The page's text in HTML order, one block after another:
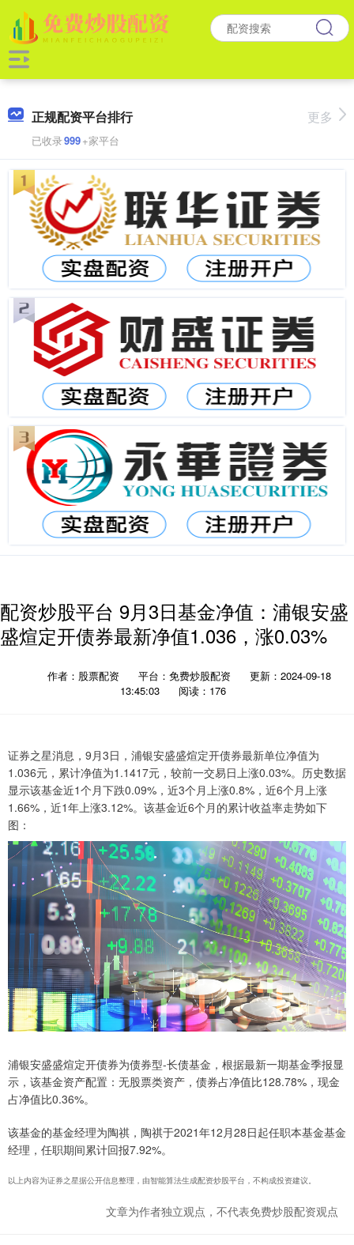
正规配资平台排行
已收录999+家平台
更多
配资炒股平台 9月3日基金净值：浦银安盛
盛煊定开债券最新净值1.036，涨0.03%
作者：股票配资 平台：免费炒股配资
更新：2024-09-18
13:45:03
阅读：176
证券之星消息，9月3日，浦银安盛盛煊定开债券最新单位净值为
1.036元，累计净值为1.1417元，较前一交易日上涨0.03%。历史数据
显示该基金近1个月下跌0.09%，近3个月上涨0.8%，近6个月上涨
1.66%，近1年上涨3.12%。该基金近6个月的累计收益率走势如下
图：
浦银安盛盛煊定开债券为债券型-长债基金，根据最新一期基金季报显
示，该基金资产配置：无股票类资产，债券占净值比128.78%，现金
占净值比0.36%。
该基金的基金经理为陶祺，陶祺于2021年12月28日起任职本基金基金
经理，任职期间累计回报7.92%。
以上内容为证券之星据公开信息整理，由智能算法生成配资炒股平台，不构成投资建议。
文章为作者独立观点，不代表免费炒股配资观点